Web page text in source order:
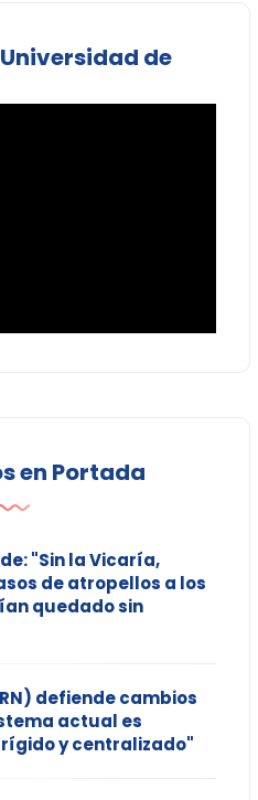
de
en Portada
"Sin la Vicaría,
de atropellos a los
quedado sin
defiende cambios
actual es
y centralizado"